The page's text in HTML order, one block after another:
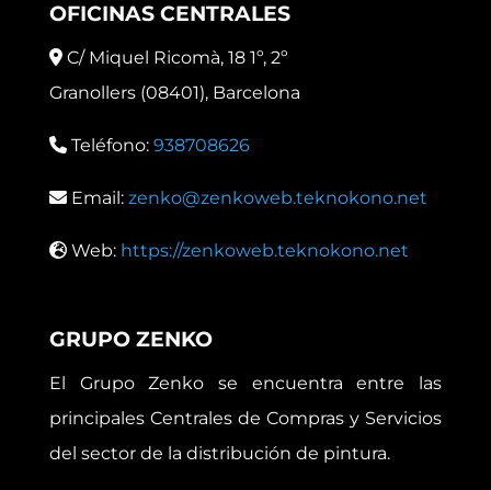
OFICINAS CENTRALES
C/ Miquel Ricomà, 18 1º, 2º
Granollers (08401), Barcelona
Teléfono: 938708626
Email: zenko@zenkoweb.teknokono.net
Web: https://zenkoweb.teknokono.net
GRUPO ZENKO
El Grupo Zenko se encuentra entre las
principales Centrales de Compras y Servicios
del sector de la distribución de pintura.